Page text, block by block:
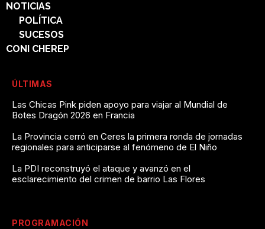
NOTICIAS
POLÍTICA
SUCESOS
CONI CHEREP
ÚLTIMAS
Las Chicas Pink piden apoyo para viajar al Mundial de
Botes Dragón 2026 en Francia
La Provincia cerró en Ceres la primera ronda de jornadas
regionales para anticiparse al fenómeno de El Niño
La PDI reconstruyó el ataque y avanzó en el
esclarecimiento del crimen de barrio Las Flores
PROGRAMACIÓN